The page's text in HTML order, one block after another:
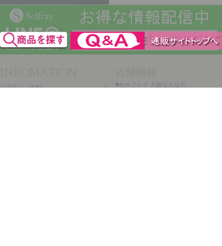
お支払い・送料
■セルフレイ 大阪なんば店